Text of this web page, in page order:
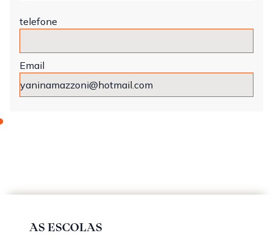
telefone
Email
AS ESCOLAS